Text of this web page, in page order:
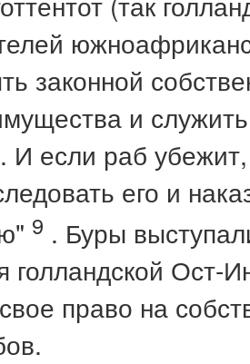
законной
и
И если раб
его и
9 . Буры
голландской Ост-
право на